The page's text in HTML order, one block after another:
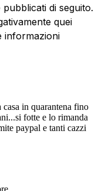
di seguito.
quei
informazioni